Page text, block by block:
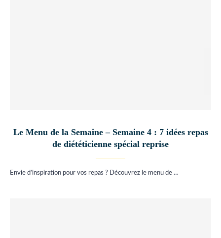
Le Menu de la Semaine – Semaine 4 : 7 idées repas
de diététicienne spécial reprise
Envie d’inspiration pour vos repas ? Découvrez le menu de …